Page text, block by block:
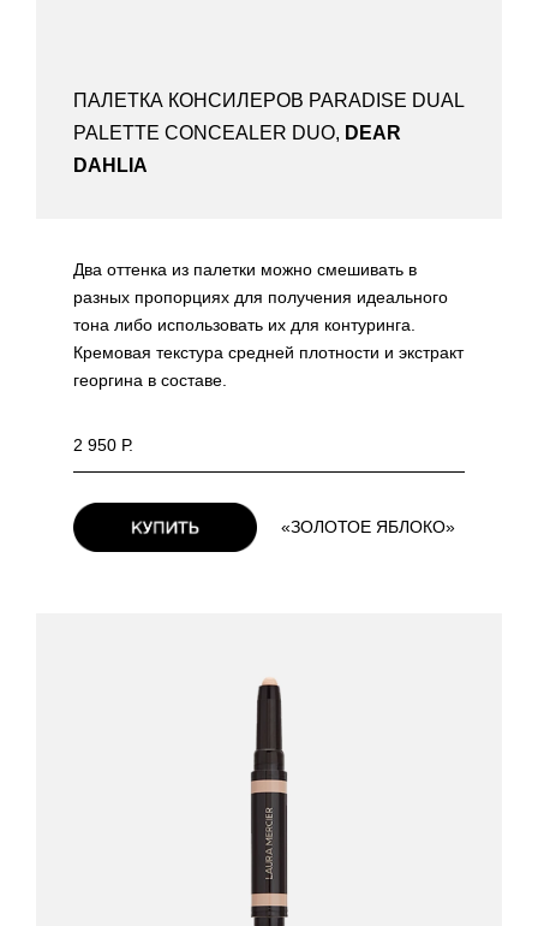
ПАЛЕТКА КОНСИЛЕРОВ PARADISE DUAL
PALETTE CONCEALER DUO, DEAR
DAHLIA
Два оттенка из палетки можно смешивать в
разных пропорциях для получения идеального
тона либо использовать их для контуринга.
Кремовая текстура средней плотности и экстракт
георгина в составе.
2 950 Р.
«ЗОЛОТОЕ ЯБЛОКО»